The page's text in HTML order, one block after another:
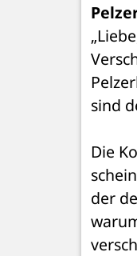
sind
Die
der